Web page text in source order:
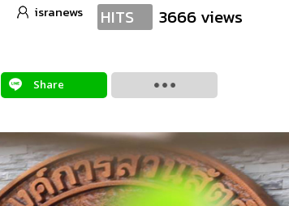
isranews HITS 3666 views
Share